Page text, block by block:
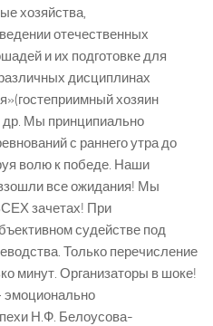
хозяйства,
отечественных
и их подготовке для
дисциплинах
хозяин
Мы принципиально
с раннего утра до
волю к победе. Наши
все ожидания! Мы
зачетах! При
судействе под
Только перечисление
минут. Организаторы в шоке!
Н.Ф. Белоусова-